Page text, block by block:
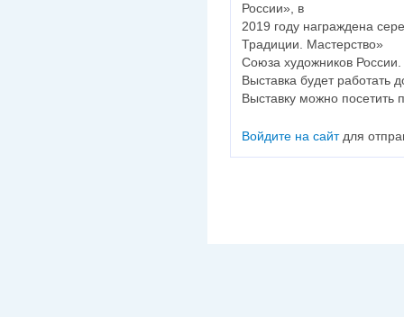
России», в
2019 году награждена
Традиции. Мастерство»
Союза художников России.
Выставка будет работать
Выставку можно посетить
Войдите на сайтдля